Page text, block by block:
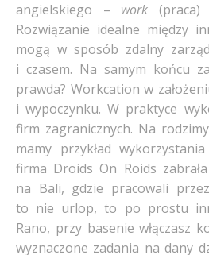
angielskiego – work
Rozwiązanie idealne między
mogą w sposób zdalny
i czasem. Na samym końcu
prawda? Workcation w
i wypoczynku. W praktyce
firm zagranicznych. Na
mamy przykład
firma Droids On Roids
na Bali, gdzie pracowali
to nie urlop, to po prostu
Rano, przy basenie włączasz
wyznaczone zadania na dany